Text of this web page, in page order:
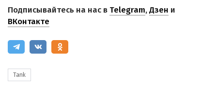
Подписывайтесь на нас в Telegram,Дзен и
ВКонтакте
Tank